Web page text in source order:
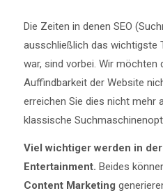
Die Zeiten in denen SEO
ausschließlich das wichtigste
war, sind vorbei. Wir möchten
Auffindbarkeit der Website
erreichen Sie dies nicht mehr
klassische
Viel wichtiger werden in
Entertainment. Beides
Content Marketing